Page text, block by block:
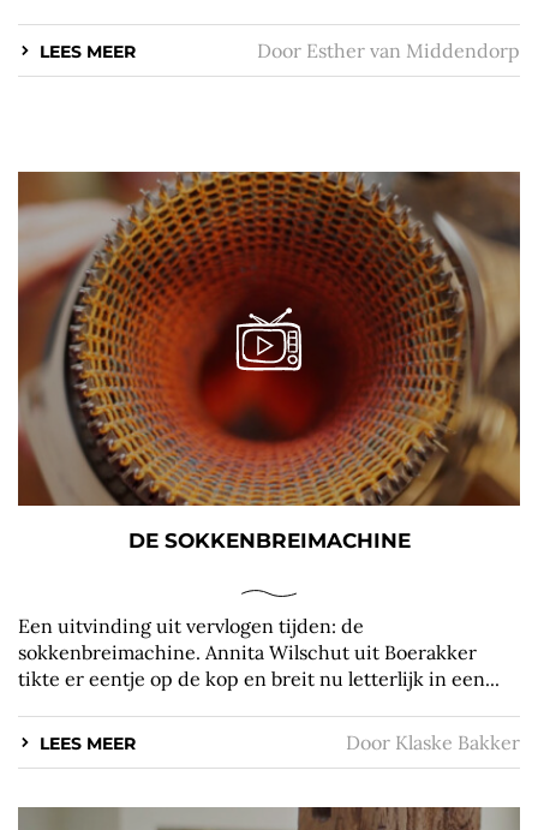
LEES MEER Door Esther van Middendorp
DE SOKKENBREIMACHINE
Een uitvinding uit vervlogen tijden: de
sokkenbreimachine. Annita Wilschut uit Boerakker
tikte er eentje op de kop en breit nu letterlijk in een...
LEES MEER Door Klaske Bakker